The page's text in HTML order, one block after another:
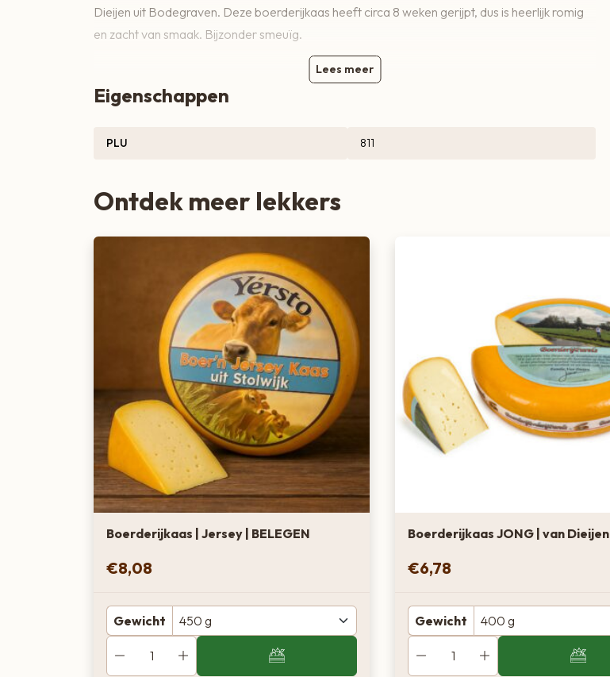
Zoete lekkernijen
Dieijen uit Bodegraven. Deze boerderijkaas heeft circa 8 weken gerijpt, dus is heerlijk romig
en zacht van smaak. Bijzonder smeuïg.
Lees meer
Eigenschappen
PLU 811
Ontdek meer lekkers
Boerderijkaas | Jersey | BELEGEN
€8,08
Gewicht
Boerderijkaas JONG | van Dieijen
€6,78
Gewicht